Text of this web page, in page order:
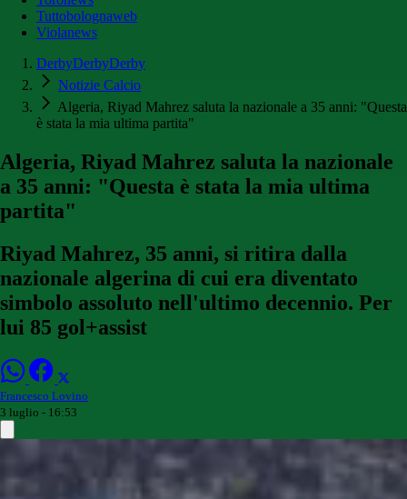
Tuttobolognaweb
Violanews
DerbyDerbyDerby
Notizie Calcio
Algeria, Riyad Mahrez saluta la nazionale a 35 anni: "Questa
è stata la mia ultima partita"
Algeria, Riyad Mahrez saluta la nazionale
a 35 anni: "Questa è stata la mia ultima
partita"
Riyad Mahrez, 35 anni, si ritira dalla
nazionale algerina di cui era diventato
simbolo assoluto nell'ultimo decennio. Per
lui 85 gol+assist
Francesco Lovino
3 luglio - 16:53